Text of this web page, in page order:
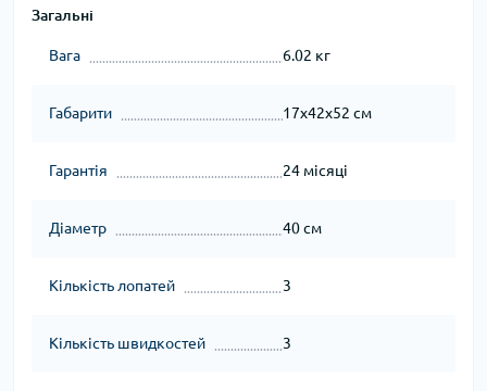
Загальні
Вага 6.02 кг
Габарити 17х42х52 см
Гарантія 24 місяці
Діаметр 40 см
Кількість лопатей 3
Кількість швидкостей 3